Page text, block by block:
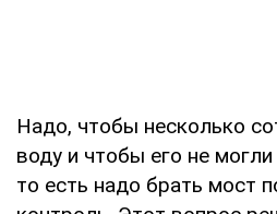
Надо, чтобы несколько
воду и чтобы его не
то есть надо брать мост